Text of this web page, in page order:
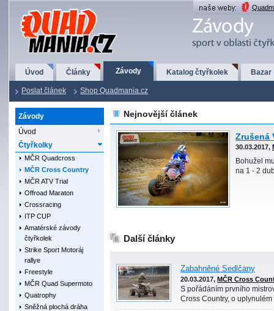
QuadMania.cz
Úvod Články Závody Katalog čtyřkolek Bazar
Poslat článek Shop Quadmania.cz
Závody
Úvod
Čtyřkolky
MČR Quadcross
MČR Cross Country
MČR ATV Trial
Offroad Maraton
Crossracing
ITP CUP
Amatérské závody
čtyřkolek
Strike Sport Motoráj
rallye
Freestyle
MČR Quad Supermoto
Quatrophy
Sněžná plochá dráha
Nejnovější článek
Zrušená
30.03.2017,
Bohužel
na 1 - 2
Další články
Zabahněné Sedlčany
20.03.2017, MČR Cross
S pořádáním prvního
Cross Country, o